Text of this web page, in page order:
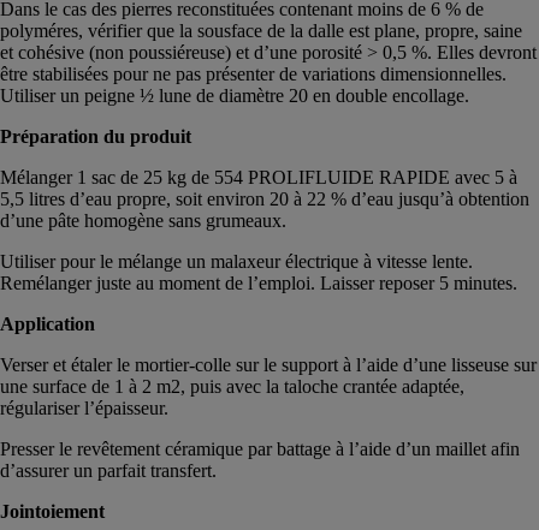
Dans le cas des pierres reconstituées contenant moins de 6 % de
polyméres, vérifier que la sousface de la dalle est plane, propre, saine
et cohésive (non poussiéreuse) et d’une porosité > 0,5 %. Elles devront
être stabilisées pour ne pas présenter de variations dimensionnelles.
Utiliser un peigne ½ lune de diamètre 20 en double encollage.
Préparation du produit
Mélanger 1 sac de 25 kg de 554 PROLIFLUIDE RAPIDE avec 5 à
5,5 litres d’eau propre, soit environ 20 à 22 % d’eau jusqu’à obtention
d’une pâte homogène sans grumeaux.
Utiliser pour le mélange un malaxeur électrique à vitesse lente.
Remélanger juste au moment de l’emploi. Laisser reposer 5 minutes.
Application
Verser et étaler le mortier-colle sur le support à l’aide d’une lisseuse sur
une surface de 1 à 2 m2, puis avec la taloche crantée adaptée,
régulariser l’épaisseur.
Presser le revêtement céramique par battage à l’aide d’un maillet afin
d’assurer un parfait transfert.
Jointoiement